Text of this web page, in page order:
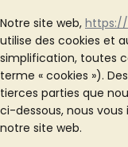
Notre site web,
utilise des cookies et
simplification, toutes
terme « cookies »).
tierces parties que
ci-dessous, nous vous
notre site web.